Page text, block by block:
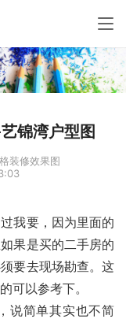
锦湾户型图
装修效果图
我要，因为里面的
果是买的二手房的
要去现场勘查。这
可以参考下。
说简单其实也不简